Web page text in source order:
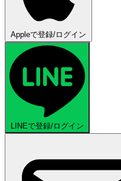
Appleで登録/ログイン
LINEで登録/ログイン